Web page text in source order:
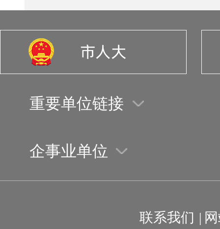
重要单位链接
企事业单位
联系我们 |